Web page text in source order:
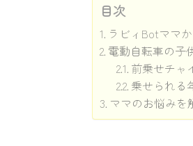
目次
ラビィBotママ
電動自転車の子
前乗せチャ
乗せられる
ママのお悩みを